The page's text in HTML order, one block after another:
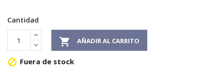
Cantidad
 AÑADIR AL CARRITO
 Fuera de stock